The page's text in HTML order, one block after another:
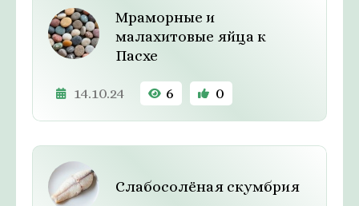
Мраморные и
малахитовые яйца к
Пасхе
14.10.24 6 0
Слабосолёная скумбрия